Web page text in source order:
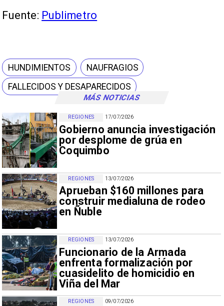
MÁS NOTICIAS
17/07/2026
Gobierno anuncia investigación
por desplome de grúa en
Coquimbo
REGIONES
13/07/2026
Aprueban $160 millones para
construir medialuna de rodeo
en Ñuble
REGIONES
13/07/2026
Funcionario de la Armada
enfrenta formalización por
cuasidelito de homicidio en
Viña del Mar
REGIONES
09/07/2026
REGIONES
Fuente: Publimetro
HUNDIMIENTOS
NAUFRAGIOS
FALLECIDOS Y DESAPARECIDOS